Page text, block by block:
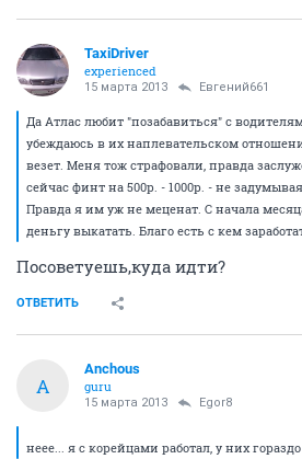
TaxiDriver
experienced
15 марта 2013 Евгений661
Да Атлас любит "позабавиться" с
убеждаюсь в их наплевательском
везет. Меня тож страфовали, правда
сейчас финт на 500р. - 1000р. - не
Правда я им уж не меценат. С начала
деньгу выкатать. Благо есть с кем
Посоветуешь,куда идти?
ОТВЕТИТЬ
A
Anchous
guru
15 марта 2013 Egor8
неее... я с корейцами работал, у них